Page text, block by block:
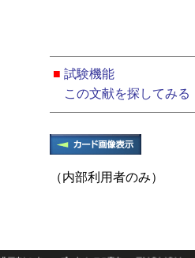
■ 試験機能
この文献を探してみる
（内部利用者のみ）